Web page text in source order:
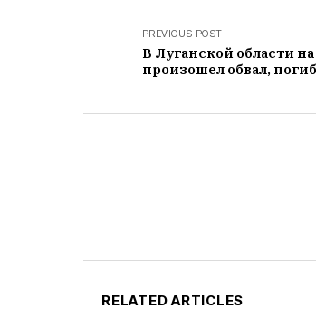
PREVIOUS POST
В Луганской области
произошел обвал,
RELATED ARTICLES